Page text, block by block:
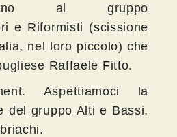
al gruppo
e Riformisti (scissione
nel loro piccolo) che
Raffaele Fitto.
Aspettiamoci la
del gruppo Alti e Bassi,